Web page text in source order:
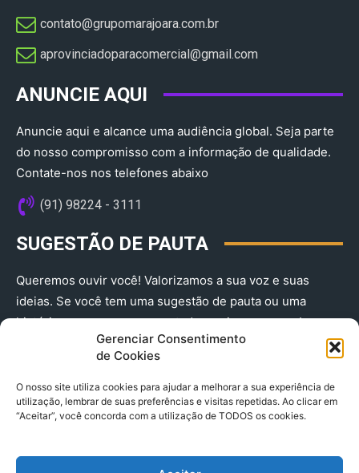
Gerenciar Consentimento
de Cookies
O nosso site utiliza cookies para ajudar a melhorar a sua experiência de
utilização, lembrar de suas preferências e visitas repetidas. Ao clicar em
“Aceitar”, você concorda com a utilização de TODOS os cookies.
contato@grupomarajoara.com.br
aprovinciadoparacomercial@gmail.com​
ANUNCIE AQUI
Anuncie aqui e alcance uma audiência global. Seja parte
do nosso compromisso com a informação de qualidade.
Contate-nos nos telefones abaixo
(91) 98224 - 3111
SUGESTÃO DE PAUTA
Queremos ouvir você! Valorizamos a sua voz e suas
ideias. Se você tem uma sugestão de pauta ou uma
história que merece ser contada, envie-nos agora!
(91) 98224 - 3111